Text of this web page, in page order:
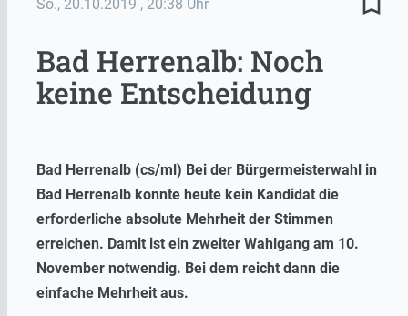
So., 20.10.2019 , 20:38 Uhr
Bad Herrenalb: Noch
keine Entscheidung
Bad Herrenalb (cs/ml) Bei der Bürgermeisterwahl in
Bad Herrenalb konnte heute kein Kandidat die
erforderliche absolute Mehrheit der Stimmen
erreichen. Damit ist ein zweiter Wahlgang am 10.
November notwendig. Bei dem reicht dann die
einfache Mehrheit aus.